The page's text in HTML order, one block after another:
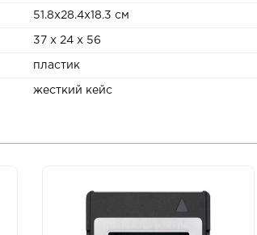
51.8x28.4x18.3 см
37 x 24 x 56
пластик
жесткий кейс